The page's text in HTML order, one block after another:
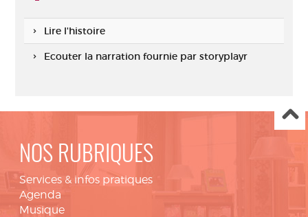
Lire l'histoire
Ecouter la narration fournie par storyplayr
NOS RUBRIQUES
Services & infos pratiques
Agenda
Musique